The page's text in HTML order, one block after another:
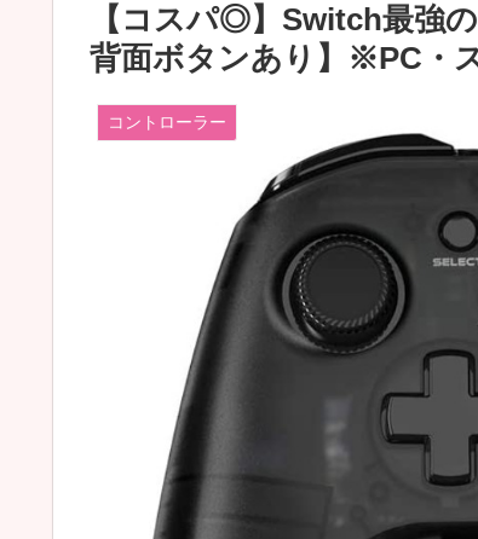
【コスパ◎】Switch最強
背面ボタンあり】※PC・
コントローラー